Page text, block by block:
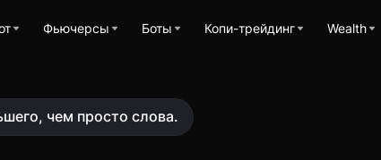
чем просто слова.